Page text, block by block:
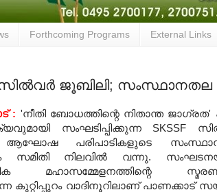
Forthcoming Programs External Links
സില്‍വര്‍ ജൂബിലി; സംസ്ഥാനതല
: 'നീതി ബോധത്തിന്റെ നിതാന്ത
സംഘടിപ്പിക്കുന്ന SKSSF
ആഘോഷ പരിപാടികളുടെ
സമിതി നിലവില്‍ വന്നു.
മഹാസമ്മേളനത്തിന്റെ
കുറ്റിപ്പുറം വാദിനൂറിലാണ് പാണക്കാട്